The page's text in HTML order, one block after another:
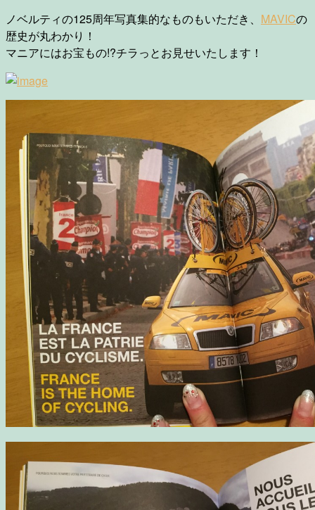
ノベルティの125周年写真集的なものもいただき、 MAVICの
歴史が丸わかり！
マニアにはお宝もの!?チラっとお見せいたします！